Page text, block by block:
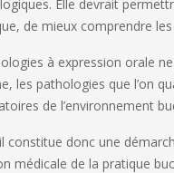
Elle devrait
de mieux comprendre
à expression orale
les pathologies que l’on
de l’environnement
constitue donc une
médicale de la pratique